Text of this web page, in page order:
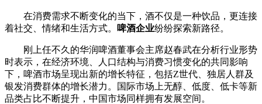
在消费需求不断变化的当下，酒不仅是一种饮品，更连接
着社交、情绪和生活方式。
啤酒企业纷纷探索新路径。
刚上任不久的华润啤酒董事会主席赵春武在分析行业形势
时表示，在经济环境、人口结构与消费习惯变化的共同影响
下，啤酒市场呈现出新的增长特征，包括Z世代、独居人群及
银发消费群体的增长潜力。国际市场上无醇、低度、低卡等新
品类占比不断提升，中国市场同样拥有发展空间。